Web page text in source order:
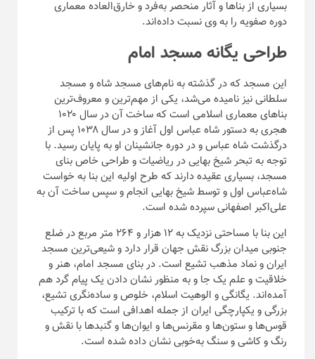
بسیاری از بنا‌ها و آثار منحصر به‌فرد و خارق‌العاده معماری
دوره صفویه را به وی نسبت داده‌اند.
طراحی یگانه مسجد امام
این مسجد که در گذشته به نام‌های مسجد شاه و مسجد
سلطانی نیز نامیده می‌شد، یکی از مهم‌ترین و معروف‌ترین
بنا‌های معماری اسلامی است که ساخت آن در سال ۱۰۲۰
هجری به دستور شاه عباس اول آغاز و در سال ۱۰۳۸ پس از
درگذشت شاه عباس و در دوره جانشینان او به پایان رسید. با
توجه به تبحر شیخ بهایی در ریاضیات و طراحی خاص بنای
مسجد، بسیاری عقیده دارند که طرح اولیه این بنا به خواست
شاه‌عباس اول و توسط شیخ بهایی انجام و سپس ساخت آن به
علی‌اکبر اصفهانی سپرده شده است.
این بنا با مساحتی نزدیک به ۱۲ هزار و ۲۶۴ متر مربع در ضلع
جنوبی میدان بزرگ نقش جهان قرار دارد و شیعی‌ترین مسجد
ایران و نماد مذهب تشیع است. در بنای مسجد امام، هنر و
خلاقیت و علم یک جا و به منظور نشان دادن یک پیام گرد هم
آمده‌اند. یگانگی و الوهیت اسلام، خلوص و ساده‌نگری تشیع،
بزرگی و یکپارچگی ایران از جمله اهدافی است که با ترکیب
قوس‌ها و ستون‌ها و مقرنس‌ها و ایوان‌ها و گنبد‌ها با نقش و
رنگ و کاشی و سنگ به‌خوبی نشان داده شده است.